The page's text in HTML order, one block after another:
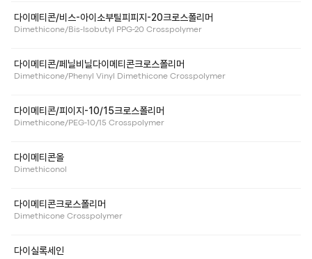
다이메티콘/비스-아이소부틸피피지-20크로스폴리머
Dimethicone/Bis-Isobutyl PPG-20 Crosspolymer
다이메티콘/페닐비닐다이메티콘크로스폴리머
Dimethicone/Phenyl Vinyl Dimethicone Crosspolymer
다이메티콘/피이지-10/15크로스폴리머
Dimethicone/PEG-10/15 Crosspolymer
다이메티콘올
Dimethiconol
다이메티콘크로스폴리머
Dimethicone Crosspolymer
다이실록세인